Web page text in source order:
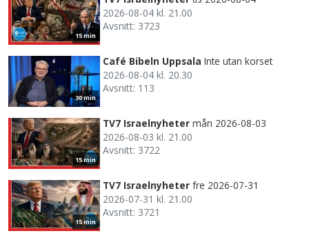
15 min
2026-08-04 kl. 21.00
Avsnitt: 3723
30 min
Café Bibeln Uppsala Inte utan korset
2026-08-04 kl. 20.30
Avsnitt: 113
15 min
TV7 Israelnyheter mån 2026-08-03
2026-08-03 kl. 21.00
Avsnitt: 3722
15 min
TV7 Israelnyheter fre 2026-07-31
2026-07-31 kl. 21.00
Avsnitt: 3721